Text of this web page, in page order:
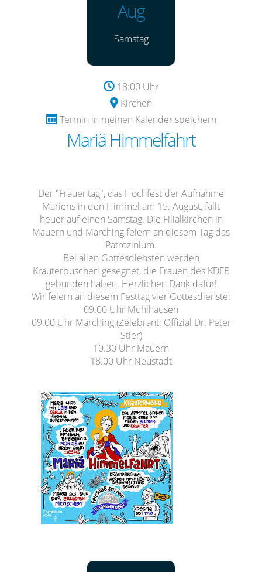
Aug
Samstag
18:00 Uhr
Kirchen
Termin in meinen Kalender speichern
Mariä Himmelfahrt
Der "Frauentag", das Hochfest der Aufnahme
Mariens in den Himmel am 15. August, fällt
heuer auf einen Samstag. Die Filialkirchen in
Mauern und Marching feiern an diesem Tag das
Patrozinium.
Bei allen Gottesdiensten werden
Kräuterbüscherl gesegnet, die Frauen des KDFB
gebunden haben. Herzlichen Dank dafür!
Wir feiern an diesem Festtag vier Gottesdienste:
09.00 Uhr Mühlhausen
09.00 Uhr Marching (Zelebrant: Offizial Dr. Peter
Stier)
10.30 Uhr Mauern
18.00 Uhr Neustadt